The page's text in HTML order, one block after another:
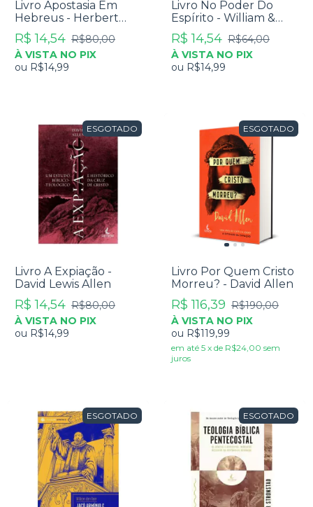
Livro Apostasia Em
Hebreus - Herbert
Bateman IV
R$ 14,54 R$80,00
À VISTA NO PIX
ou R$14,99
Livro No Poder Do
Espírito - William &
Robert Menzies
R$ 14,54 R$64,00
À VISTA NO PIX
ou R$14,99
ESGOTADO
Livro A Expiação -
David Lewis Allen
R$ 14,54 R$80,00
À VISTA NO PIX
ou R$14,99
ESGOTADO
Livro Por Quem Cristo
Morreu? - David Allen
R$ 116,39 R$190,00
À VISTA NO PIX
ou R$119,99
em até 5 x de R$24,00 sem
juros
ESGOTADO ESGOTADO